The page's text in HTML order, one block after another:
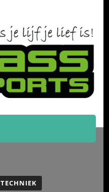
Sports
lief is!